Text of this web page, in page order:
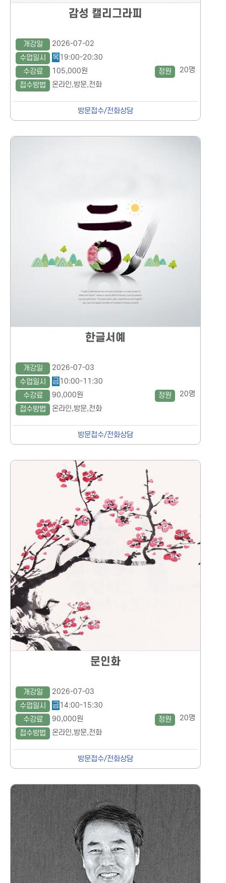
방문접수/전화상담
감성 캘리그라피
개강일
2026-07-02
수업일시
목19:00-20:30
수강료
105,000원 정원
20명
접수방법
온라인,방문,전화
방문접수/전화상담
한글서예
개강일
2026-07-03
수업일시
금10:00-11:30
수강료
90,000원 정원
20명
접수방법
온라인,방문,전화
방문접수/전화상담
문인화
개강일
2026-07-03
수업일시
금14:00-15:30
수강료
90,000원 정원
20명
접수방법
온라인,방문,전화